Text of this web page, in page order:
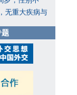
无重大疾病与
语、土库曼
、翻译公文能
工作经历者、
基本行政商务
题